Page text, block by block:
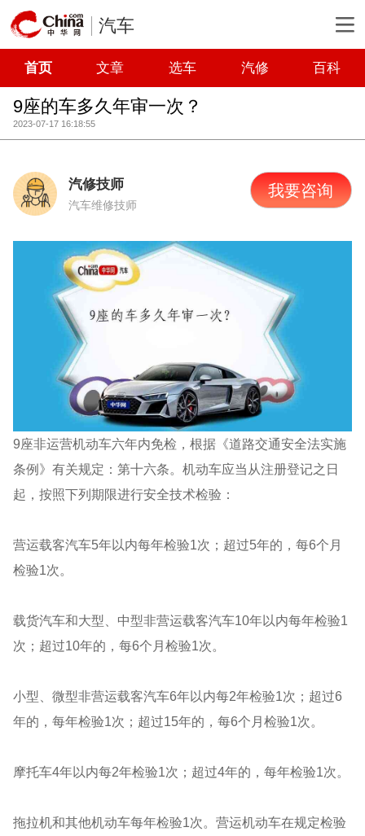
汽车
首页 文章 选车 汽修 百科
9座的车多久年审一次？
2023-07-17 16:18:55
汽修技师
汽车维修技师
我要咨询
9座非运营机动车六年内免检，根据《道路交通安全法实施
条例》有关规定：第十六条。机动车应当从注册登记之日
起，按照下列期限进行安全技术检验：
营运载客汽车5年以内每年检验1次；超过5年的，每6个月
检验1次。
载货汽车和大型、中型非营运载客汽车10年以内每年检验1
次；超过10年的，每6个月检验1次。
小型、微型非营运载客汽车6年以内每2年检验1次；超过6
年的，每年检验1次；超过15年的，每6个月检验1次。
摩托车4年以内每2年检验1次；超过4年的，每年检验1次。
拖拉机和其他机动车每年检验1次。营运机动车在规定检验